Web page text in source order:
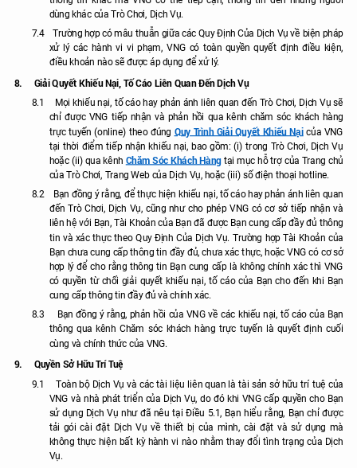
dùng khác của Trò Chơi, Dịch Vụ.
7.4
Trường hợp có mâu thuẫn giữa các Quy Định Của Dịch Vụ về biện pháp
xử lý các hành vi vi phạm, VNG có toàn quyền quyết định điều kiện,
điều khoản nào sẽ được áp dụng để xử lý.
8. Giải Quyết Khiếu Nại, Tố Cáo Liên Quan Đến Dịch Vụ
8.1
Mọi khiếu nại, tố cáo hay phản ánh liên quan đến Trò Chơi, Dịch Vụ sẽ
chỉ được VNG tiếp nhận và phản hồi qua kênh chăm sóc khách hàng
trực tuyến (online) theo đúng QuyTrình Giải Quyết Khiếu Nạicủa VNG
tại thời điểm tiếp nhận khiếu nại, bao gồm: (i) trong Trò Chơi, Dịch Vụ
hoặc (ii) qua kênh Chăm Sóc Khách Hàngtại mục hỗ trợ của Trang chủ
của Trò Chơi, Trang Web của Dịch Vụ, hoặc (iii) số điện thoại hotline.
8.2
Bạn đồng ý rằng, để thực hiện khiếu nại, tố cáo hay phản ánh liên quan
đến Trò Chơi, Dịch Vụ, cũng như cho phép VNG có cơ sở tiếp nhận và
liên hệ với Bạn, Tài Khoản của Bạn đã được Bạn cung cấp đầy đủ thông
tin và xác thực theo Quy Định Của Dịch Vụ. Trường hợp Tài Khoản của
Bạn chưa cung cấp thông tin đầy đủ, chưa xác thực, hoặc VNG có cơ sở
hợp lý để cho rằng thông tin Bạn cung cấp là không chính xác thì VNG
có quyền từ chối giải quyết khiếu nại, tố cáo của Bạn cho đến khi Bạn
cung cấp thông tin đầy đủ và chính xác.
8.3
Bạn đồng ý rằng, phản hồi của VNG về các khiếu nại, tố cáo của Bạn
thông qua kênh Chăm sóc khách hàng trực tuyến là quyết định cuối
cùng và chính thức của VNG.
9. Quyền Sở Hữu Trí Tuệ
9.1
Toàn bộ Dịch Vụ và các tài liệu liên quan là tài sản sở hữu trí tuệ của
VNG và nhà phát triển của Dịch Vụ, do đó khi VNG cấp quyền cho Bạn
sử dụng Dịch Vụ như đã nêu tại Điều 5.1, Bạn hiểu rằng, Bạn chỉ được
tải gói cài đặt Dịch Vụ về thiết bị của mình, cài đặt và sử dụng mà
không thực hiện bất kỳ hành vi nào nhằm thay đổi tình trạng của Dịch
Vụ.